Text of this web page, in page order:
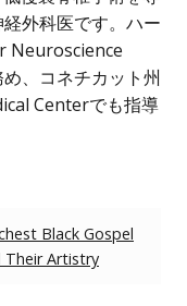
外科医です。ハー
Neuroscience
、コネチカット州
Centerでも指導
Black Gospel
Their Artistry